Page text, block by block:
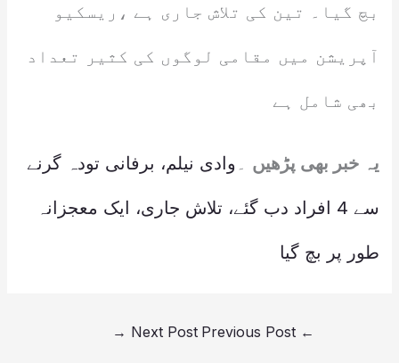
بچ گیا۔ تین کی تلاش جاری ہے ،ریسکیو
آپریشن میں مقامی لوگوں کی کثیر تعداد
بھی شامل ہے
یہ خبر بھی پڑھیں ۔ وادی نیلم، برفانی تودہ گرنے
سے 4 افراد دب گئے، تلاش جاری، ایک معجزانہ
طور پر بچ گیا
←
Next Post
→